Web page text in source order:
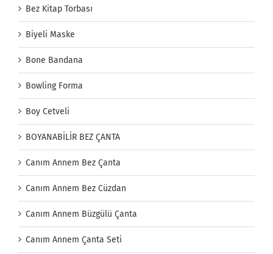
Bez Kitap Torbası
Biyeli Maske
Bone Bandana
Bowling Forma
Boy Cetveli
BOYANABİLİR BEZ ÇANTA
Canım Annem Bez Çanta
Canım Annem Bez Cüzdan
Canım Annem Büzgülü Çanta
Canım Annem Çanta Seti